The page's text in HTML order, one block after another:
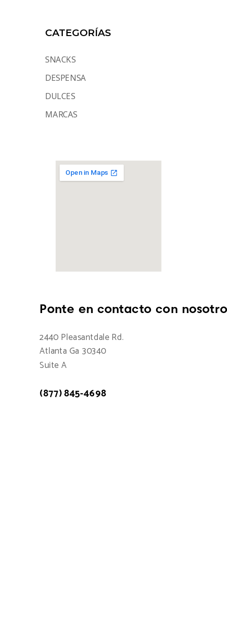
CATEGORÍAS
SNACKS
DESPENSA
DULCES
MARCAS
Ponte en contacto con
2440 Pleasantdale Rd.
Atlanta Ga 30340
Suite A
(877) 845-4698